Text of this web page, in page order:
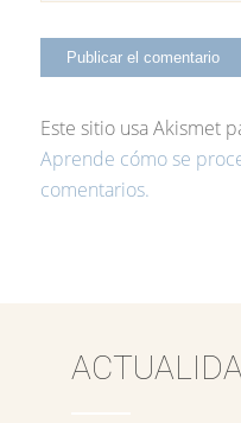
Este sitio usa Akismet
Aprende cómo se
comentarios.